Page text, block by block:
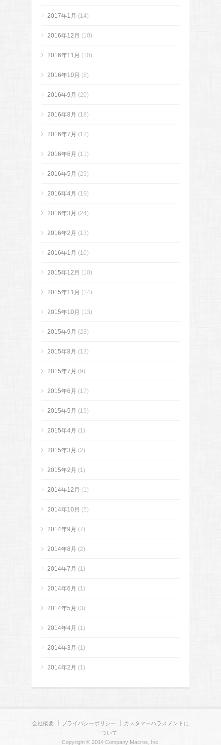
2017年1月 (14)
2016年12月 (10)
2016年11月 (10)
2016年10月 (8)
2016年9月 (20)
2016年8月 (18)
2016年7月 (12)
2016年6月 (11)
2016年5月 (29)
2016年4月 (19)
2016年3月 (24)
2016年2月 (13)
2016年1月 (10)
2015年12月 (10)
2015年11月 (14)
2015年10月 (13)
2015年9月 (23)
2015年8月 (13)
2015年7月 (9)
2015年6月 (17)
2015年5月 (19)
2015年4月 (1)
2015年3月 (2)
2015年2月 (1)
2014年12月 (1)
2014年10月 (5)
2014年9月 (7)
2014年8月 (2)
2014年7月 (1)
2014年6月 (1)
2014年5月 (3)
2014年4月 (1)
2014年3月 (1)
2014年2月 (1)
会社概要 プライバシーポリシー
カスタマーハラスメントに
ついて
Copyright © 2014 Company Macros, Inc.